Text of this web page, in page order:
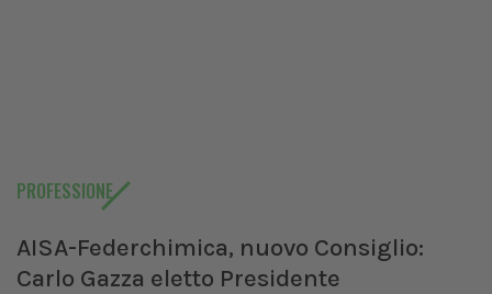
PROFESSIONE
AISA-Federchimica, nuovo Consiglio:
Carlo Gazza eletto Presidente